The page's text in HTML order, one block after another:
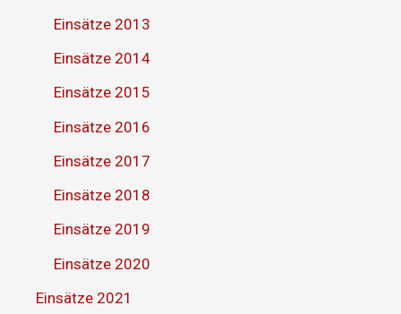
Einsätze 2013
Einsätze 2014
Einsätze 2015
Einsätze 2016
Einsätze 2017
Einsätze 2018
Einsätze 2019
Einsätze 2020
Einsätze 2021